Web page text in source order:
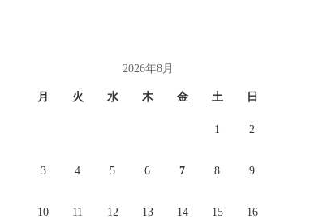
2026年8月
月 火 水 木 金 土 日
1 2
3 4 5 6 7 8 9
10 11 12 13 14 15 16